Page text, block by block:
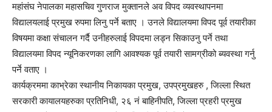
महांसंघ नेपालका महासचिव गुणराज मुक्तानले अव विपद व्यवस्थापनमा
विद्यालयलाई प्रमुख रुपमा लिनु पर्ने बताए । उनले विद्यालयमा विपद पूर्व तयारीका
विषयमा कक्षा संचालन गर्दै उनीहरुलाई विपदमा लड्न सिकाउनु पर्ने तथा
विद्यालयमा विपद न्यूनिकरणका लागि आवश्यक पूर्व तयारी सामग्रीको ब्यवस्था गर्नु
पर्ने वताए ।
कार्यक्रममा काभ्रेका स्थानीय निकायका प्रमुख, उपप्रमुखहरु , जिल्ला स्थित
सरकारी कायालयहरुका प्रतिनिधी, २६ नं बाहिनीपति, जिल्ला प्रहरी प्रमुख